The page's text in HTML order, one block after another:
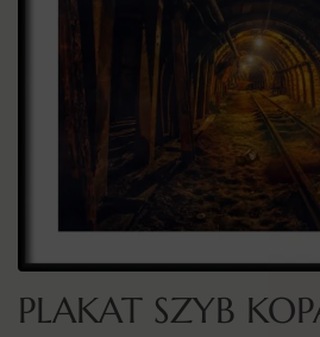
PLAKAT SZYB